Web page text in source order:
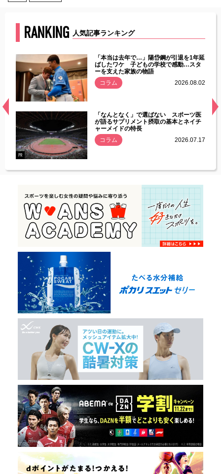
RANKING 人気記事ランキング
常
「本当は去年で…」陽岱鋼が引退を1年延
ばしたワケ 子どもの学校で感動…スタ
ーを支えた家族の物語
コラム
2026.08.02
PR
「なんとなく」で選ばない スポーツ医
が語るサプリメント摂取の基本とネイチ
ャーメイドの特長
コラム
2026.07.17